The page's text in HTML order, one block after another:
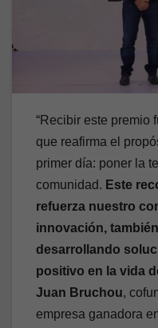
“Recibir este premio
que reafirma el
primer día: poner la
comunidad. Este
refuerza nuestro
innovación,
desarrollando
positivo en la vida
Juan Bruchou,
empresa ganadora